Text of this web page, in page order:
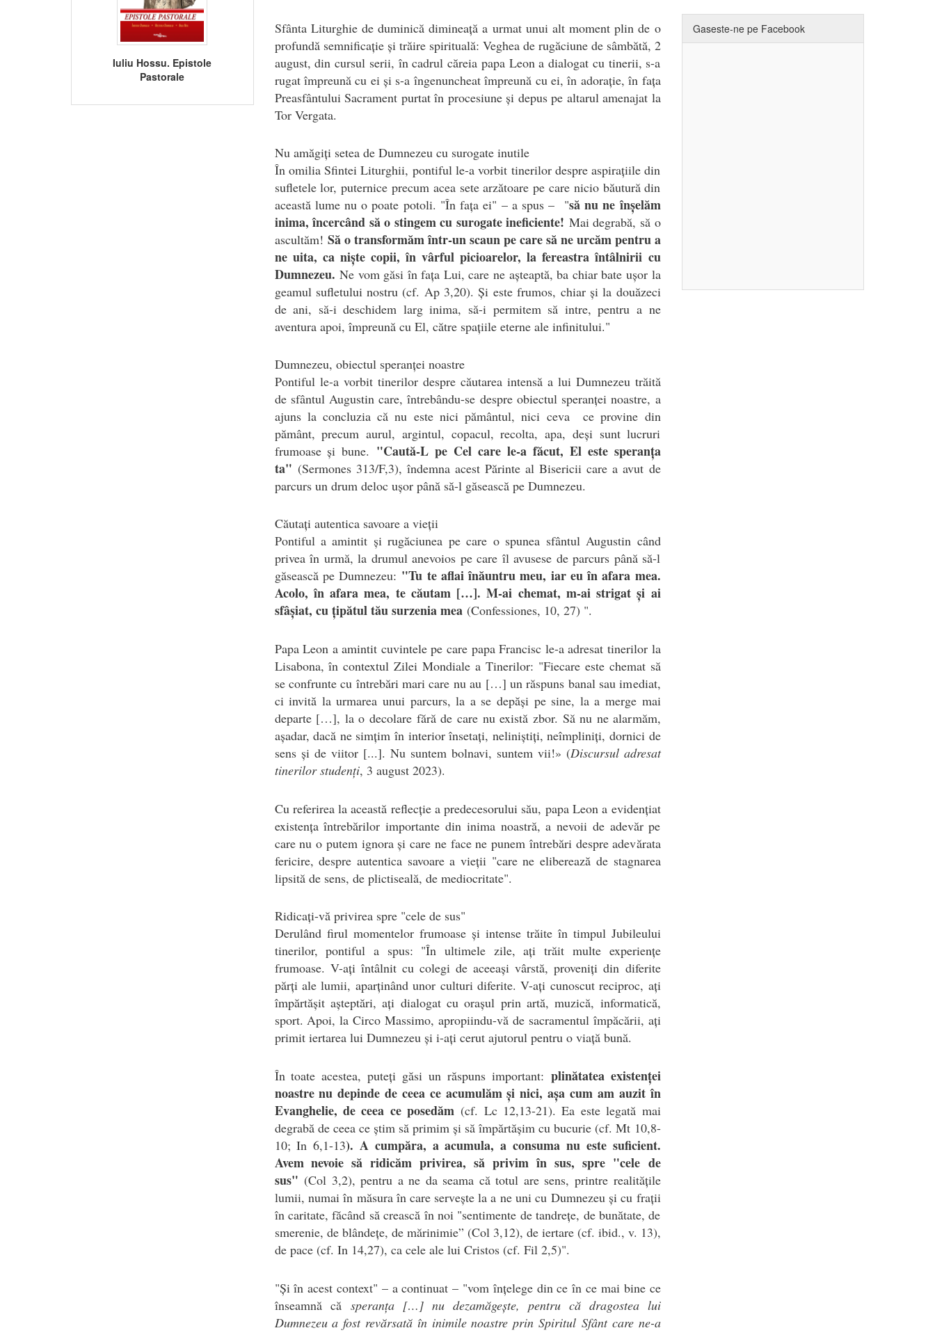
Iuliu Hossu. Epistole
Pastorale
Sfânta Liturghie de duminică dimineață a urmat unui alt moment plin de o
profundă semnificație și trăire spirituală: Veghea de rugăciune de sâmbătă, 2
august, din cursul serii, în cadrul căreia papa Leon a dialogat cu tinerii, s-a
rugat împreună cu ei și s-a îngenuncheat împreună cu ei, în adorație, în fața
Preasfântului Sacrament purtat în procesiune și depus pe altarul amenajat la
Tor Vergata.
Nu amăgiți setea de Dumnezeu cu surogate inutile
În omilia Sfintei Liturghii, pontiful le-a vorbit tinerilor despre aspirațiile din
sufletele lor, puternice precum acea sete arzătoare pe care nicio băutură din
această lume nu o poate potoli. "În fața ei" – a spus – "să nu ne înșelăm
inima, încercând să o stingem cu surogate ineficiente! Mai degrabă, să o
ascultăm! Să o transformăm într-un scaun pe care să ne urcăm pentru a
ne uita, ca niște copii, în vârful picioarelor, la fereastra întâlnirii cu
Dumnezeu. Ne vom găsi în fața Lui, care ne așteaptă, ba chiar bate ușor la
geamul sufletului nostru (cf. Ap 3,20). Și este frumos, chiar și la douăzeci
de ani, să-i deschidem larg inima, să-i permitem să intre, pentru a ne
aventura apoi, împreună cu El, către spațiile eterne ale infinitului."
Dumnezeu, obiectul speranței noastre
Pontiful le-a vorbit tinerilor despre căutarea intensă a lui Dumnezeu trăită
de sfântul Augustin care, întrebându-se despre obiectul speranței noastre, a
ajuns la concluzia că nu este nici pământul, nici ceva ce provine din
pământ, precum aurul, argintul, copacul, recolta, apa, deși sunt lucruri
frumoase și bune. "Caută-L pe Cel care le-a făcut, El este speranța
ta" (Sermones 313/F,3), îndemna acest Părinte al Bisericii care a avut de
parcurs un drum deloc ușor până să-l găsească pe Dumnezeu.
Căutați autentica savoare a vieții
Pontiful a amintit și rugăciunea pe care o spunea sfântul Augustin când
privea în urmă, la drumul anevoios pe care îl avusese de parcurs până să-l
găsească pe Dumnezeu: "Tu te aflai înăuntru meu, iar eu în afara mea.
Acolo, în afara mea, te căutam […]. M-ai chemat, m-ai strigat și ai
sfâșiat, cu țipătul tău surzenia mea(Confessiones, 10, 27) ".
Papa Leon a amintit cuvintele pe care papa Francisc le-a adresat tinerilor la
Lisabona, în contextul Zilei Mondiale a Tinerilor: "Fiecare este chemat să
se confrunte cu întrebări mari care nu au […] un răspuns banal sau imediat,
ci invită la urmarea unui parcurs, la a se depăși pe sine, la a merge mai
departe […], la o decolare fără de care nu există zbor. Să nu ne alarmăm,
așadar, dacă ne simțim în interior însetați, neliniștiți, neîmpliniți, dornici de
sens și de viitor [...]. Nu suntem bolnavi, suntem vii!» (Discursul adresat
tinerilor studenți, 3 august 2023).
Cu referirea la această reflecție a predecesorului său, papa Leon a evidențiat
existența întrebărilor importante din inima noastră, a nevoii de adevăr pe
care nu o putem ignora și care ne face ne punem întrebări despre adevărata
fericire, despre autentica savoare a vieții "care ne eliberează de stagnarea
lipsită de sens, de plictiseală, de mediocritate".
Ridicați-vă privirea spre "cele de sus"
Derulând firul momentelor frumoase și intense trăite în timpul Jubileului
tinerilor, pontiful a spus: "În ultimele zile, ați trăit multe experiențe
frumoase. V-ați întâlnit cu colegi de aceeași vârstă, proveniți din diferite
părți ale lumii, aparținând unor culturi diferite. V-ați cunoscut reciproc, ați
împărtășit așteptări, ați dialogat cu orașul prin artă, muzică, informatică,
sport. Apoi, la Circo Massimo, apropiindu-vă de sacramentul împăcării, ați
primit iertarea lui Dumnezeu și i-ați cerut ajutorul pentru o viață bună.
În toate acestea, puteți găsi un răspuns important: plinătatea existenței
noastre nu depinde de ceea ce acumulăm și nici, așa cum am auzit în
Evanghelie, de ceea ce posedăm (cf. Lc 12,13-21). Ea este legată mai
degrabă de ceea ce știm să primim și să împărtășim cu bucurie (cf. Mt 10,8-
10; In 6,1-13). A cumpăra, a acumula, a consuma nu este suficient.
Avem nevoie să ridicăm privirea, să privim în sus, spre "cele de
sus" (Col 3,2), pentru a ne da seama că totul are sens, printre realitățile
lumii, numai în măsura în care servește la a ne uni cu Dumnezeu și cu frații
în caritate, făcând să crească în noi "sentimente de tandrețe, de bunătate, de
smerenie, de blândețe, de mărinimie” (Col 3,12), de iertare (cf. ibid., v. 13),
de pace (cf. In 14,27), ca cele ale lui Cristos (cf. Fil 2,5)".
"Și în acest context" – a continuat – "vom înțelege din ce în ce mai bine ce
înseamnă că speranța […] nu dezamăgește, pentru că dragostea lui
Dumnezeu a fost revărsată în inimile noastre prin Spiritul Sfânt care ne-a
Gaseste-ne pe Facebook